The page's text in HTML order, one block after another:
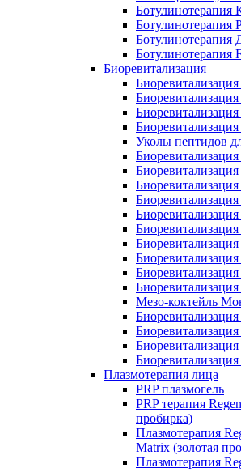
Ботулинотерапия
Ботулинотерапия
Ботулинотерапия
Ботулинотерапия
Биоревитализация
Биоревитализация
Биоревитализация
Уколы пептидов
Биоревитализация
Биоревитализация
Мезо-коктейль
Биоревитализация
Плазмотерапия лица
PRP плазмогель
PRP терапия
пробирка)
Плазмотерапия
Matrix (золотая
Плазмотерапия